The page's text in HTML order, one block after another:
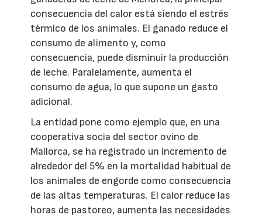
consecuencia del calor está siendo el estrés
térmico de los animales. El ganado reduce el
consumo de alimento y, como
consecuencia, puede disminuir la producción
de leche. Paralelamente, aumenta el
consumo de agua, lo que supone un gasto
adicional.
La entidad pone como ejemplo que, en una
cooperativa socia del sector ovino de
Mallorca, se ha registrado un incremento de
alrededor del 5% en la mortalidad habitual de
los animales de engorde como consecuencia
de las altas temperaturas. El calor reduce las
horas de pastoreo, aumenta las necesidades